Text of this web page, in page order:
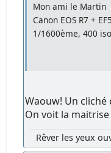
Mon ami le Martin
Canon EOS R7 +
1/1600ème, 400
Waouw! Un
On voit la
Rêver les yeux